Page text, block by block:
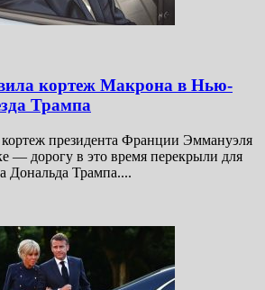
кортеж Макрона в Нью-
Трампа
президента Франции Эммануэля
— дорогу в это время перекрыли для
Дональда Трампа....